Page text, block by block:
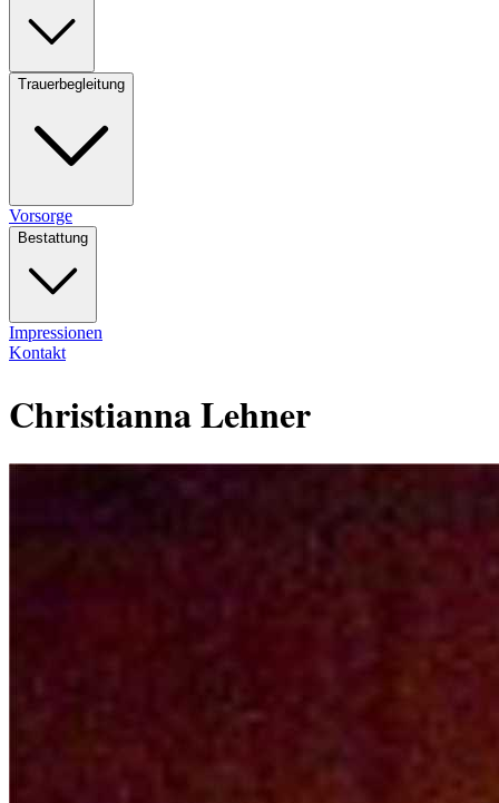
Trauerbegleitung
Vorsorge
Bestattung
Impressionen
Kontakt
Christianna Lehner